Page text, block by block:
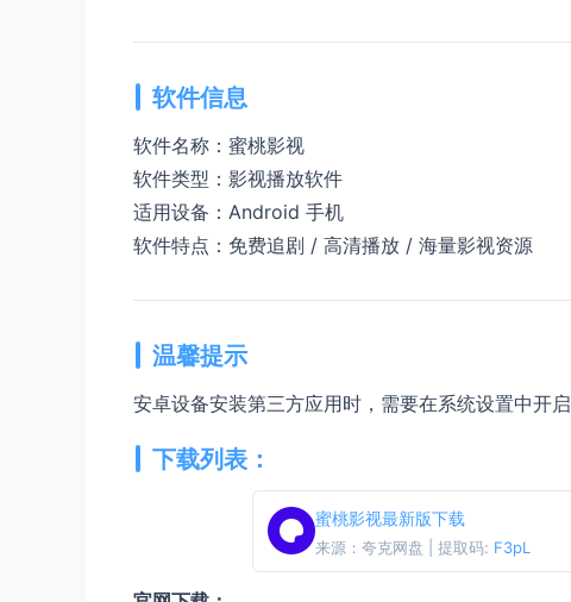
软件信息
软件名称：蜜桃影视
软件类型：影视播放软件
适用设备：Android 手机
软件特点：免费追剧 / 高清播放 / 海量影视资源
温馨提示
安卓设备安装第三方应用时，需要在系统设置中开启
下载列表：
蜜桃影视最新版下载
来源：夸克网盘 | 提取码: F3pL